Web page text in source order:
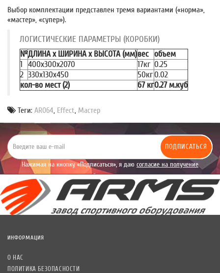
Выбор комплектации представлен тремя вариантами («норма»,
«мастер», «супер»).
ЛОГИСТИЧЕСКИЕ ПАРАМЕТРЫ (КОРОБКИ)
№ДЛИНА x ШИРИНА x ВЫСОТА (мм)вес объем
1 400x300x2070 17кг 0.25
2 330x130x450 50кг0.02
кол-во мест (2)
67 кг0.27 м.куб
Теги: AR064, Effect, Мастер
ПОДПИСАТЬСЯ
Нажимая на кнопку «Подписаться», я даю согласие на получение
уведомлений рекламного характера.
ИНФОРМАЦИЯ
О НАС
ПОЛИТИКА БЕЗОПАСНОСТИ